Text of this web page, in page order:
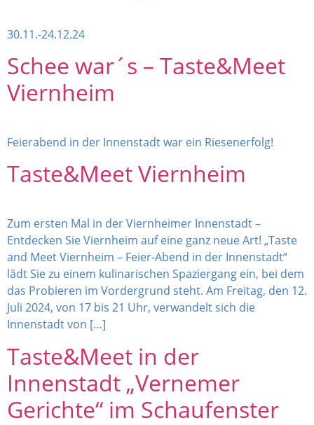
30.11.-24.12.24
Schee war´s – Taste&Meet
Viernheim
Feierabend in der Innenstadt war ein Riesenerfolg!
Taste&Meet Viernheim
Zum ersten Mal in der Viernheimer Innenstadt –
Entdecken Sie Viernheim auf eine ganz neue Art! „Taste
and Meet Viernheim – Feier-Abend in der Innenstadt“
lädt Sie zu einem kulinarischen Spaziergang ein, bei dem
das Probieren im Vordergrund steht. Am Freitag, den 12.
Juli 2024, von 17 bis 21 Uhr, verwandelt sich die
Innenstadt von […]
Taste&Meet in der
Innenstadt „Vernemer
Gerichte“ im Schaufenster